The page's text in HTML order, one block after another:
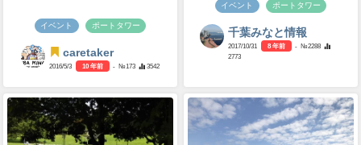
イベント ポートタワー
caretaker
2016/5/3 10 年前 - №173 3542
イベント ポートタワー
千葉みなと情報
2017/10/31 8 年前
- №2288
2773